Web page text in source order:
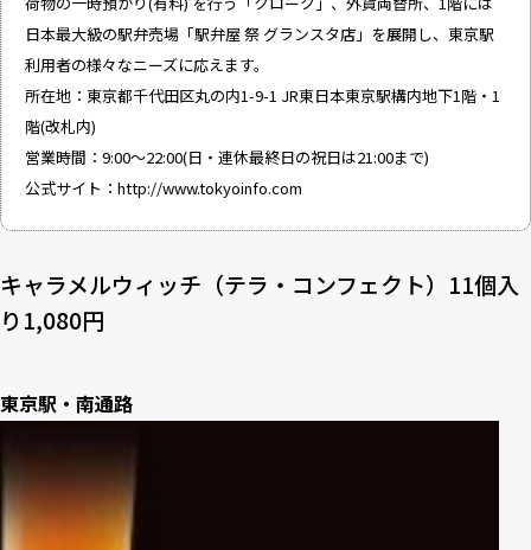
日本最大級の駅弁売場「駅弁屋 祭 グランスタ店」を展開し、東京駅
利用者の様々なニーズに応えます。
所在地：東京都千代田区丸の内1-9-1 JR東日本東京駅構内地下1階・1
階(改札内)
営業時間：9:00〜22:00(日・連休最終日の祝日は21:00まで)
公式サイト： http://www.tokyoinfo.com
キャラメルウィッチ（テラ・コンフェクト）11個入
り1,080円
東京駅・南通路